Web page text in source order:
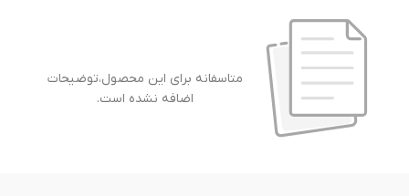
متاسفانه برای این محصول،توضیحات
اضافه نشده است.